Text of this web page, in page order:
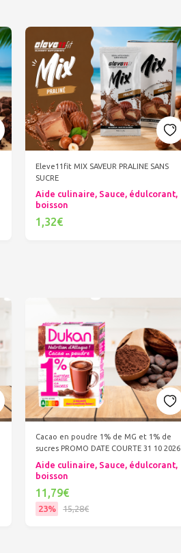
Eleve11fit MIX SAVEUR PRALINE SANS
SUCRE
Aide culinaire, Sauce, édulcorant,
boisson
1,32€
Cacao en poudre 1% de MG et 1% de
sucres PROMO DATE COURTE 31 10 2026
Aide culinaire, Sauce, édulcorant,
boisson
11,79€
23%
15,28€